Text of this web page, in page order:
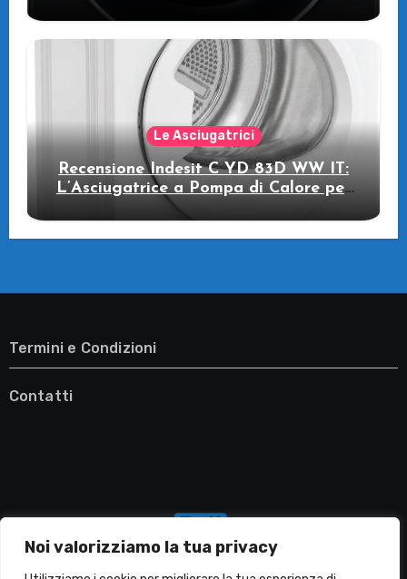
Noi valorizziamo la tua privacy
Le Asciugatrici
Recensione Indesit C YD 83D WW IT:
L’Asciugatrice a Pompa di Calore per
il Tuo Benessere
Termini e Condizioni
Contatti